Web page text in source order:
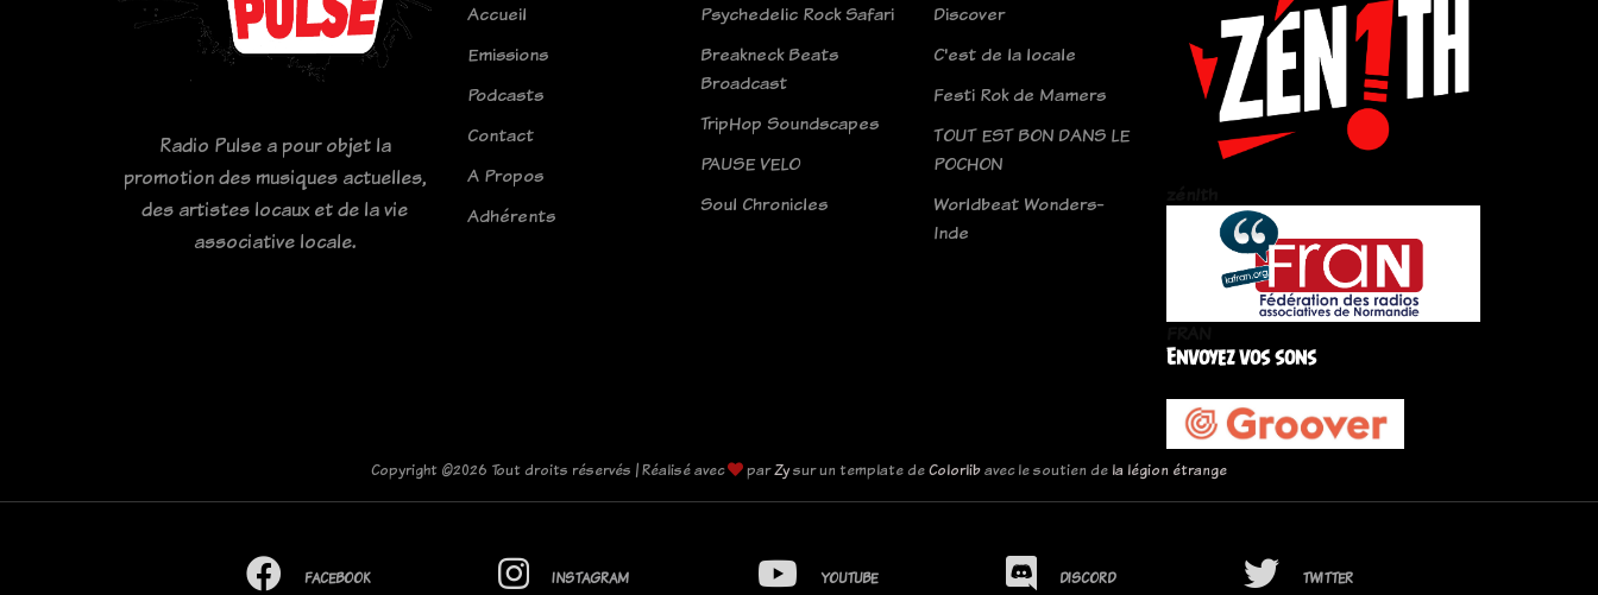
Radio Pulse a pour objet la
promotion des musiques actuelles,
des artistes locaux et de la vie
associative locale.
Accueil
Emissions
Podcasts
Contact
A Propos
Adhérents
Psychedelic Rock Safari
Breakneck Beats
Broadcast
TripHop Soundscapes
PAUSE VELO
Soul Chronicles
Discover
C'est de la locale
Festi Rok de Mamers
TOUT EST BON DANS LE
POCHON
Worldbeat Wonders-
Inde
Envoyez vos sons
Copyright ©2026 Tout droits réservés | Réalisé avec parZysur un template deColorlibavec le soutien de la légion étrange
FACEBOOK INSTAGRAM YOUTUBE DISCORD TWITTER